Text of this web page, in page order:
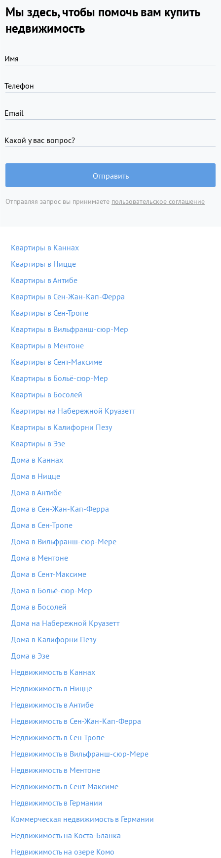
Мы здесь, чтобы помочь вам купить
недвижимость
Имя
Телефон
Email
Какой у вас вопрос?
Отправить
Отправляя запрос вы принимаете пользовательское соглашение
Квартиры в Каннах
Квартиры в Ницце
Квартиры в Антибе
Квартиры в Сен-Жан-Кап-Ферра
Квартиры в Сен-Тропе
Квартиры в Вильфранш-сюр-Мер
Квартиры в Ментоне
Квартиры в Сент-Максиме
Квартиры в Больё-сюр-Мер
Квартиры в Босолей
Квартиры на Набережной Круазетт
Квартиры в Калифорни Пезу
Квартиры в Эзе
Дома в Каннах
Дома в Ницце
Дома в Антибе
Дома в Сен-Жан-Кап-Ферра
Дома в Сен-Тропе
Дома в Вильфранш-сюр-Мере
Дома в Ментоне
Дома в Сент-Максиме
Дома в Больё-сюр-Мер
Дома в Босолей
Дома на Набережной Круазетт
Дома в Калифорни Пезу
Дома в Эзе
Недвижимость в Каннах
Недвижимость в Ницце
Недвижимость в Антибе
Недвижимость в Сен-Жан-Кап-Ферра
Недвижимость в Сен-Тропе
Недвижимость в Вильфранш-сюр-Мере
Недвижимость в Ментоне
Недвижимость в Сент-Максиме
Недвижимость в Германии
Коммерческая недвижимость в Германии
Недвижимость на Коста-Бланка
Недвижимость на озере Комо